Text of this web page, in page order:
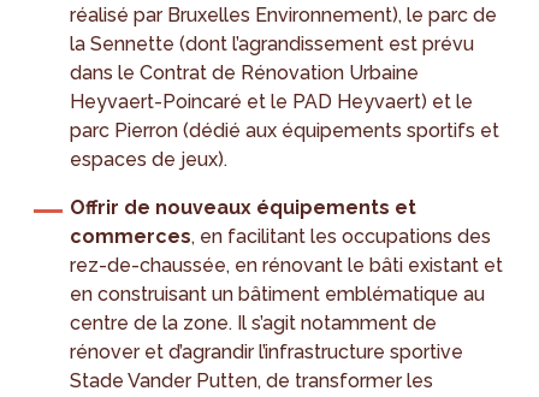
réalisé par Bruxelles Environnement), le parc de
la Sennette (dont l’agrandissement est prévu
dans le Contrat de Rénovation Urbaine
Heyvaert-Poincaré et le PAD Heyvaert) et le
parc Pierron (dédié aux équipements sportifs et
espaces de jeux).
Offrir de nouveaux équipements et
commerces, en facilitant les occupations des
rez-de-chaussée, en rénovant le bâti existant et
en construisant un bâtiment emblématique au
centre de la zone. Il s’agit notamment de
rénover et d’agrandir l’infrastructure sportive
Stade Vander Putten, de transformer les